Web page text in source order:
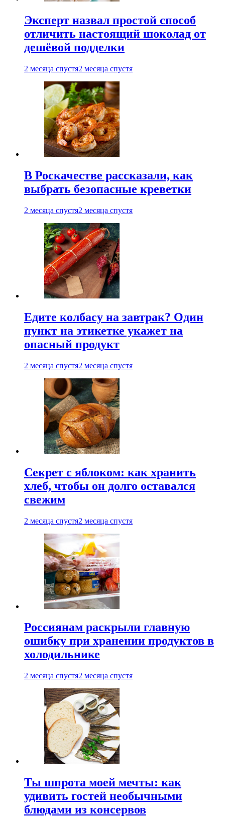
Эксперт назвал простой способ
отличить настоящий шоколад от
дешёвой подделки
2 месяца спустя2 месяца спустя
В Роскачестве рассказали, как
выбрать безопасные креветки
2 месяца спустя2 месяца спустя
Едите колбасу на завтрак? Один
пункт на этикетке укажет на
опасный продукт
2 месяца спустя2 месяца спустя
Секрет с яблоком: как хранить
хлеб, чтобы он долго оставался
свежим
2 месяца спустя2 месяца спустя
Россиянам раскрыли главную
ошибку при хранении продуктов в
холодильнике
2 месяца спустя2 месяца спустя
Ты шпрота моей мечты: как
удивить гостей необычными
блюдами из консервов